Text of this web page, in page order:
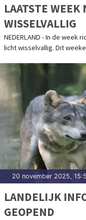
LAATSTE WEEK
WISSELVALLIG
NEDERLAND - In de week
licht wisselvallig. Dit
20 november 2025,
LANDELIJK
GEOPEND